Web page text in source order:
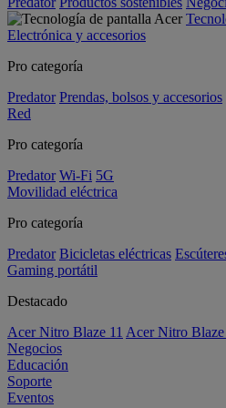
Electrónica y accesorios
Pro categoría
Predator Prendas, bolsos y accesorios
Red
Pro categoría
Predator Wi-Fi 5G
Movilidad eléctrica
Pro categoría
Predator Bicicletas eléctricas
Gaming portátil
Destacado
Acer Nitro Blaze 11 Acer Nitro
Negocios
Educación
Soporte
Eventos